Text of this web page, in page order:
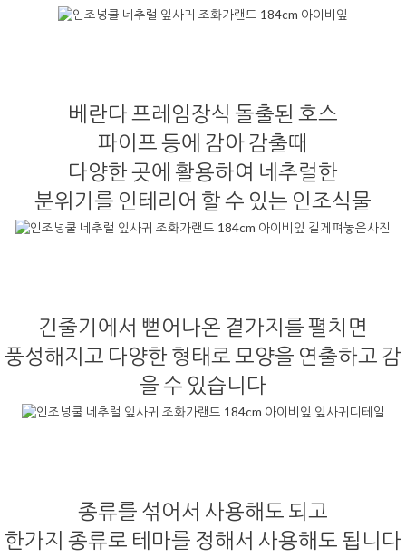
베란다 프레임장식 돌출된 호스
파이프 등에 감아 감출때
다양한 곳에 활용하여 네추럴한
분위기를 인테리어 할 수 있는 인조식물
긴줄기에서 뻗어나온 곁가지를 펼치면
풍성해지고 다양한 형태로 모양을 연출하고 감
을 수 있습니다
종류를 섞어서 사용해도 되고
한가지 종류로 테마를 정해서 사용해도 됩니다